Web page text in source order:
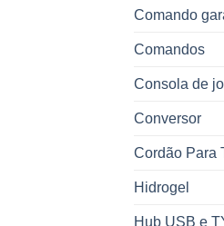
Comando
Comandos
Consola de
Conversor
Cordão Para
Hidrogel
Hub USB e